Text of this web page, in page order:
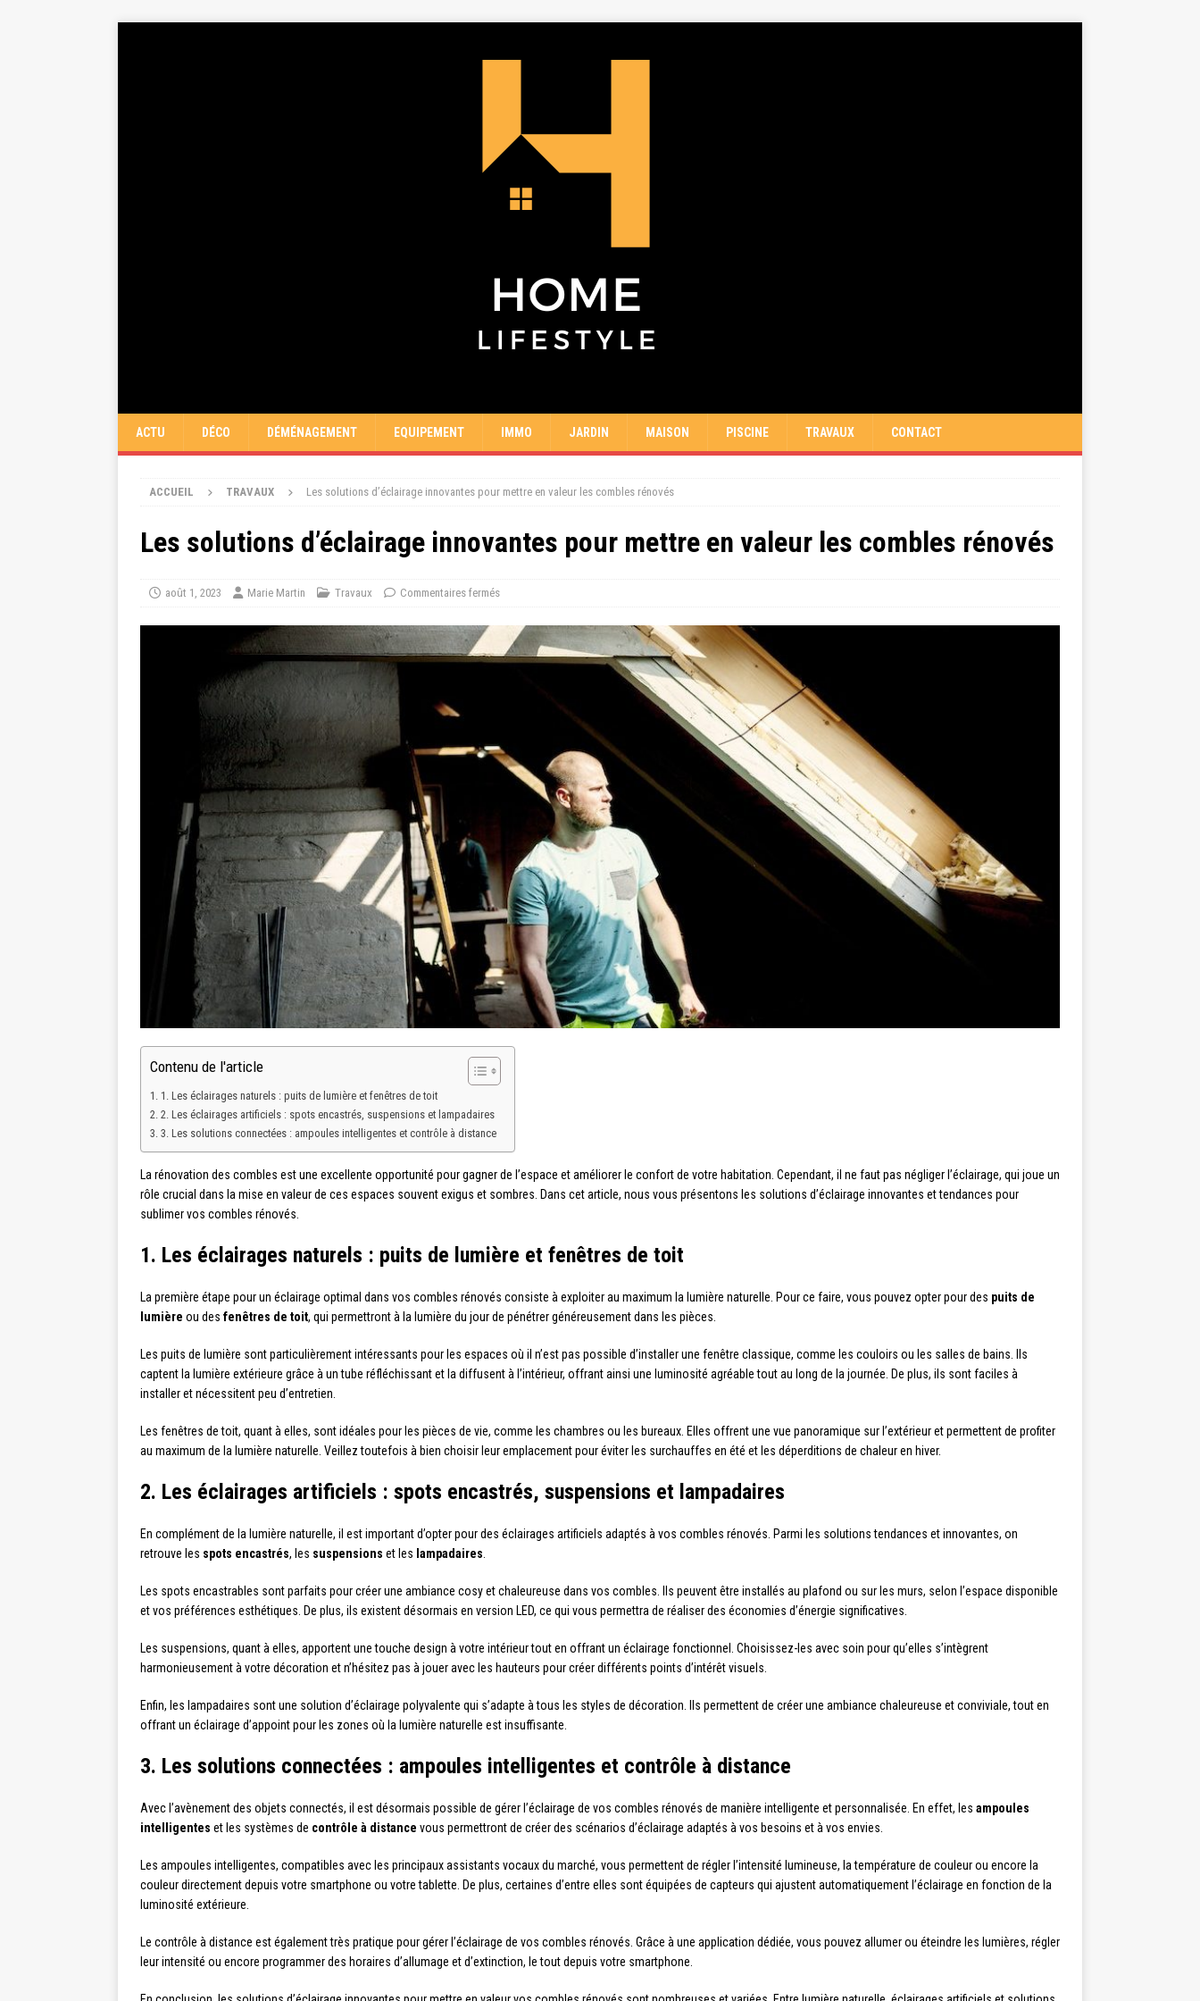
ACTU DÉCO DÉMÉNAGEMENT EQUIPEMENT IMMO JARDIN MAISON PISCINE TRAVAUX CONTACT
ACCUEIL TRAVAUX Les solutions d’éclairage innovantes pour mettre en valeur les combles rénovés
Les solutions d’éclairage innovantes pour mettre en valeur les combles rénovés
août 1, 2023 Marie Martin Travaux Commentaires fermés
Contenu de l'article
1. Les éclairages naturels : puits de lumière et fenêtres de toit
2. Les éclairages artificiels : spots encastrés, suspensions et lampadaires
3. Les solutions connectées : ampoules intelligentes et contrôle à distance
La rénovation des combles est une excellente opportunité pour gagner de l’espace et améliorer le confort de votre habitation. Cependant, il ne faut pas négliger l’éclairage, qui joue un
rôle crucial dans la mise en valeur de ces espaces souvent exigus et sombres. Dans cet article, nous vous présentons les solutions d’éclairage innovantes et tendances pour
sublimer vos combles rénovés.
1. Les éclairages naturels : puits de lumière et fenêtres de toit
La première étape pour un éclairage optimal dans vos combles rénovés consiste à exploiter au maximum la lumière naturelle. Pour ce faire, vous pouvez opter pour des puits de
lumière ou des fenêtres de toit, qui permettront à la lumière du jour de pénétrer généreusement dans les pièces.
Les puits de lumière sont particulièrement intéressants pour les espaces où il n’est pas possible d’installer une fenêtre classique, comme les couloirs ou les salles de bains. Ils
captent la lumière extérieure grâce à un tube réfléchissant et la diffusent à l’intérieur, offrant ainsi une luminosité agréable tout au long de la journée. De plus, ils sont faciles à
installer et nécessitent peu d’entretien.
Les fenêtres de toit, quant à elles, sont idéales pour les pièces de vie, comme les chambres ou les bureaux. Elles offrent une vue panoramique sur l’extérieur et permettent de profiter
au maximum de la lumière naturelle. Veillez toutefois à bien choisir leur emplacement pour éviter les surchauffes en été et les déperditions de chaleur en hiver.
2. Les éclairages artificiels : spots encastrés, suspensions et lampadaires
En complément de la lumière naturelle, il est important d’opter pour des éclairages artificiels adaptés à vos combles rénovés. Parmi les solutions tendances et innovantes, on
retrouve les spots encastrés, les suspensions et les lampadaires
Les spots encastrables sont parfaits pour créer une ambiance cosy et chaleureuse dans vos combles. Ils peuvent être installés au plafond ou sur les murs, selon l’espace disponible
et vos préférences esthétiques. De plus, ils existent désormais en version LED, ce qui vous permettra de réaliser des économies d’énergie significatives.
Les suspensions, quant à elles, apportent une touche design à votre intérieur tout en offrant un éclairage fonctionnel. Choisissez-les avec soin pour qu’elles s’intègrent
harmonieusement à votre décoration et n’hésitez pas à jouer avec les hauteurs pour créer différents points d’intérêt visuels.
Enfin, les lampadaires sont une solution d’éclairage polyvalente qui s’adapte à tous les styles de décoration. Ils permettent de créer une ambiance chaleureuse et conviviale, tout en
offrant un éclairage d’appoint pour les zones où la lumière naturelle est insuffisante.
3. Les solutions connectées : ampoules intelligentes et contrôle à distance
Avec l’avènement des objets connectés, il est désormais possible de gérer l’éclairage de vos combles rénovés de manière intelligente et personnalisée. En effet, les ampoules
intelligentes et les systèmes de contrôle à distance vous permettront de créer des scénarios d’éclairage adaptés à vos besoins et à vos envies.
Les ampoules intelligentes, compatibles avec les principaux assistants vocaux du marché, vous permettent de régler l’intensité lumineuse, la température de couleur ou encore la
couleur directement depuis votre smartphone ou votre tablette. De plus, certaines d’entre elles sont équipées de capteurs qui ajustent automatiquement l’éclairage en fonction de la
luminosité extérieure.
Le contrôle à distance est également très pratique pour gérer l’éclairage de vos combles rénovés. Grâce à une application dédiée, vous pouvez allumer ou éteindre les lumières, régler
leur intensité ou encore programmer des horaires d’allumage et d’extinction, le tout depuis votre smartphone.